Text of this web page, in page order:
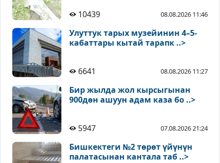
10439 08.08.2026 11:46
Улуттук тарых музейинин 4–5-
кабаттары кытай тарапк ..>
6641 08.08.2026 11:27
Бир жылда жол кырсыгынан
900дөн ашуун адам каза бо ..>
5947 07.08.2026 21:24
Бишкектеги №2 төрөт үйүнүн
палатасынан кантала таб ..>